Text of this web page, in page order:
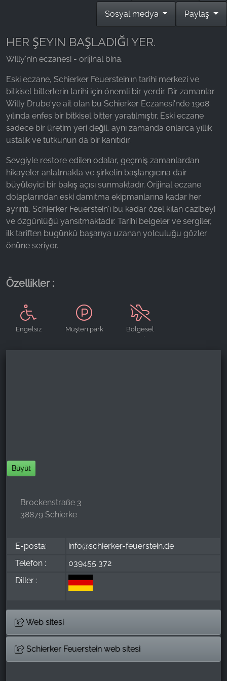
Paylaş
Sosyal medya
HER ŞEYIN BAŞLADIĞI YER.
Willy'nin eczanesi - orijinal bina.
Eski eczane, Schierker Feuerstein'ın tarihi merkezi ve
bitkisel bitterlerin tarihi için önemli bir yerdir. Bir zamanlar
Willy Drube'ye ait olan bu Schierker Eczanesi'nde 1908
yılında enfes bir bitkisel bitter yaratılmıştır. Eski eczane
sadece bir üretim yeri değil, aynı zamanda onlarca yıllık
ustalık ve tutkunun da bir kanıtıdır.
Sevgiyle restore edilen odalar, geçmiş zamanlardan
hikayeler anlatmakta ve şirketin başlangıcına dair
büyüleyici bir bakış açısı sunmaktadır. Orijinal eczane
dolaplarından eski damıtma ekipmanlarına kadar her
ayrıntı, Schierker Feuerstein'ı bu kadar özel kılan cazibeyi
ve özgünlüğü yansıtmaktadır. Tarihi belgeler ve sergiler,
ilk tariften bugünkü başarıya uzanan yolculuğu gözler
önüne seriyor.
Özellikler :
Engelsiz
Müşteri park
Bölgesel
ürünler
Büyüt
Brockenstraße 3
38879 Schierke
E-posta:
info@schierker-feuerstein.de
Telefon :
039455 372
Diller :
Web sitesi
Schierker Feuerstein web sitesi
Provider:
Facebook Ireland Ltd.
Purpose:
Reklam ölçümü ve pazarlaması
Cookie duration:
3 ay - 1 yıl
İSTATISTIKLER
İstatistik Çerezleri anonim olarak bilgi toplar. Bu
bilgiler, ziyaretçilerimizin web sitemizi nasıl
kullandığını anlamamıza yardımcı olur.
Google Analytics
Name:
Google LLC
Web sitesi kullanımına ilişkin istatistiklerin